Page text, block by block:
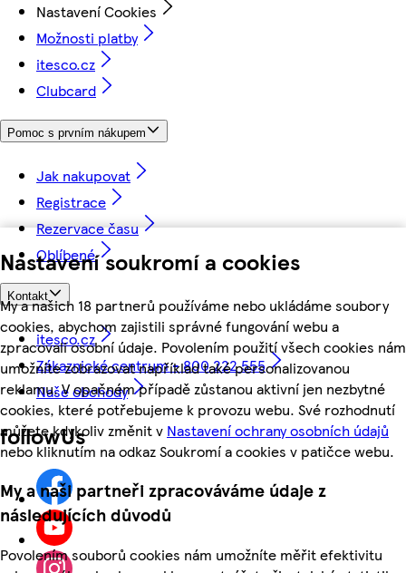
Nastavení soukromí a cookies
My a našich 18 partnerů používáme nebo ukládáme soubory
cookies, abychom zajistili správné fungování webu a
zpracovali osobní údaje. Povolením použití všech cookies nám
umožníte zobrazovat například také personalizovanou
reklamu. V opačném případě zůstanou aktivní jen nezbytné
cookies, které potřebujeme k provozu webu. Své rozhodnutí
můžete kdykoliv změnit v Nastavení ochrany osobních údajů
nebo kliknutím na odkaz Soukromí a cookies v patičce webu.
My a naši partneři zpracováváme údaje z
následujících důvodů
Povolením souborů cookies nám umožníte měřit efektivitu
Nastavení Cookies
Možnosti platby
itesco.cz
Clubcard
Pomoc s prvním nákupem
Jak nakupovat
Registrace
Rezervace času
Oblíbené
Kontakt
itesco.cz
Zákaznické centrum - 800 222 555
Naše obchody
followUs